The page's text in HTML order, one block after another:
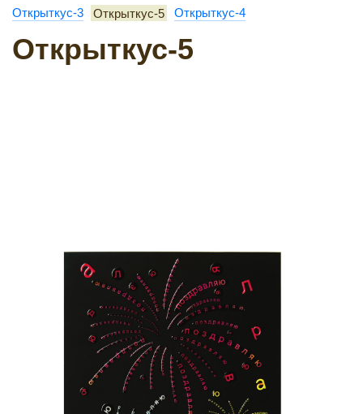
Открыткус-3 Открыткус-5 Открыткус-4
Открыткус-5